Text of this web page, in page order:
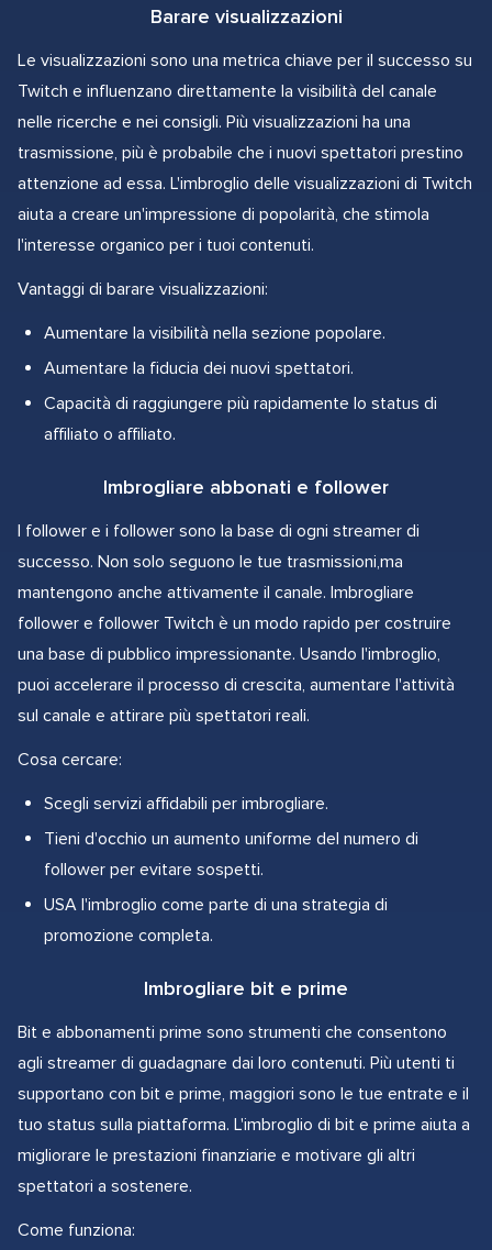
Barare visualizzazioni
Le visualizzazioni sono una metrica chiave per il successo su
Twitch e influenzano direttamente la visibilità del canale
nelle ricerche e nei consigli. Più visualizzazioni ha una
trasmissione, più è probabile che i nuovi spettatori prestino
attenzione ad essa. L'imbroglio delle visualizzazioni di Twitch
aiuta a creare un'impressione di popolarità, che stimola
l'interesse organico per i tuoi contenuti.
Vantaggi di barare visualizzazioni:
Aumentare la visibilità nella sezione popolare.
Aumentare la fiducia dei nuovi spettatori.
Capacità di raggiungere più rapidamente lo status di
affiliato o affiliato.
Imbrogliare abbonati e follower
I follower e i follower sono la base di ogni streamer di
successo. Non solo seguono le tue trasmissioni,ma
mantengono anche attivamente il canale. Imbrogliare
follower e follower Twitch è un modo rapido per costruire
una base di pubblico impressionante. Usando l'imbroglio,
puoi accelerare il processo di crescita, aumentare l'attività
sul canale e attirare più spettatori reali.
Cosa cercare:
Scegli servizi affidabili per imbrogliare.
Tieni d'occhio un aumento uniforme del numero di
follower per evitare sospetti.
USA l'imbroglio come parte di una strategia di
promozione completa.
Imbrogliare bit e prime
Bit e abbonamenti prime sono strumenti che consentono
agli streamer di guadagnare dai loro contenuti. Più utenti ti
supportano con bit e prime, maggiori sono le tue entrate e il
tuo status sulla piattaforma. L'imbroglio di bit e prime aiuta a
migliorare le prestazioni finanziarie e motivare gli altri
spettatori a sostenere.
Come funziona: